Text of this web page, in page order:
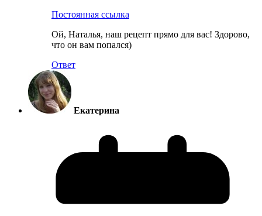
Постоянная ссылка
Ой, Наталья, наш рецепт прямо для вас! Здорово,
что он вам попался)
Ответ
Екатерина